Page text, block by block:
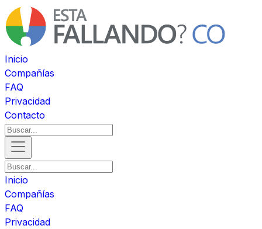
Inicio
Compañías
FAQ
Privacidad
Contacto
Inicio
Compañías
FAQ
Privacidad